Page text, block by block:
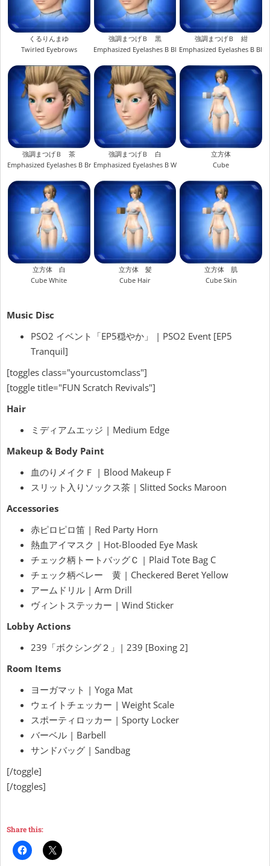
くるりんまゆ
Twirled Eyebrows
強調まつげＢ 黒
Emphasized Eyelashes B Black
強調まつげＢ 紺
Emphasized Eyelashes B Blue
強調まつげＢ 茶
Emphasized Eyelashes B Brown
強調まつげＢ 白
Emphasized Eyelashes B White
立方体
Cube
立方体 白
Cube White
立方体 髪
Cube Hair
立方体 肌
Cube Skin
Music Disc
PSO2 イベント「EP5穏やか」 | PSO2 Event [EP5
Tranquil]
[toggles class="yourcustomclass"]
[toggle title="FUN Scratch Revivals"]
Hair
ミディアムエッジ | Medium Edge
Makeup & Body Paint
血のりメイクＦ | Blood Makeup F
スリット入りソックス茶 | Slitted Socks Maroon
Accessories
赤ピロピロ笛 | Red Party Horn
熱血アイマスク | Hot-Blooded Eye Mask
チェック柄トートバッグＣ | Plaid Tote Bag C
チェック柄ベレー 黄 | Checkered Beret Yellow
アームドリル | Arm Drill
ヴィントステッカー | Wind Sticker
Lobby Actions
239「ボクシング２」| 239 [Boxing 2]
Room Items
ヨーガマット | Yoga Mat
ウェイトチェッカー | Weight Scale
スポーティロッカー | Sporty Locker
バーベル | Barbell
サンドバッグ | Sandbag
[/toggle]
[/toggles]
Share this: